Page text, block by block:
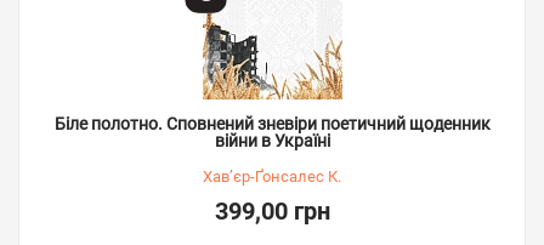
Біле полотно. Сповнений зневіри поетичний щоденник
війни в Україні
Хав’єр-Ґонсалес К.
399,00 грн